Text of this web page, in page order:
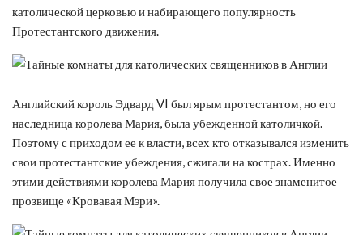
католической церковью и набирающего популярность
Протестантского движения.
Английский король Эдвард VI был ярым протестантом, но его
наследница королева Мария, была убежденной католичкой.
Поэтому с приходом ее к власти, всех кто отказывался изменить
свои протестантские убеждения, сжигали на кострах. Именно
этими действиями королева Мария получила свое знаменитое
прозвище «Кровавая Мэри».